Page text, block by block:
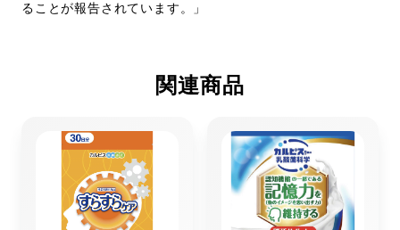
ることが報告されています。」
関連商品